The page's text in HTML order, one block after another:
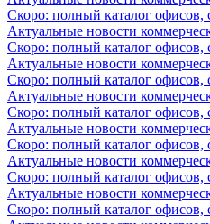
Скоро: полный каталог офисов,
Актуальные новости
Скоро: полный каталог офисов,
Актуальные новости
Скоро: полный каталог офисов,
Актуальные новости
Скоро: полный каталог офисов,
Актуальные новости
Скоро: полный каталог офисов,
Актуальные новости
Скоро: полный каталог офисов,
Актуальные новости
Скоро: полный каталог офисов,